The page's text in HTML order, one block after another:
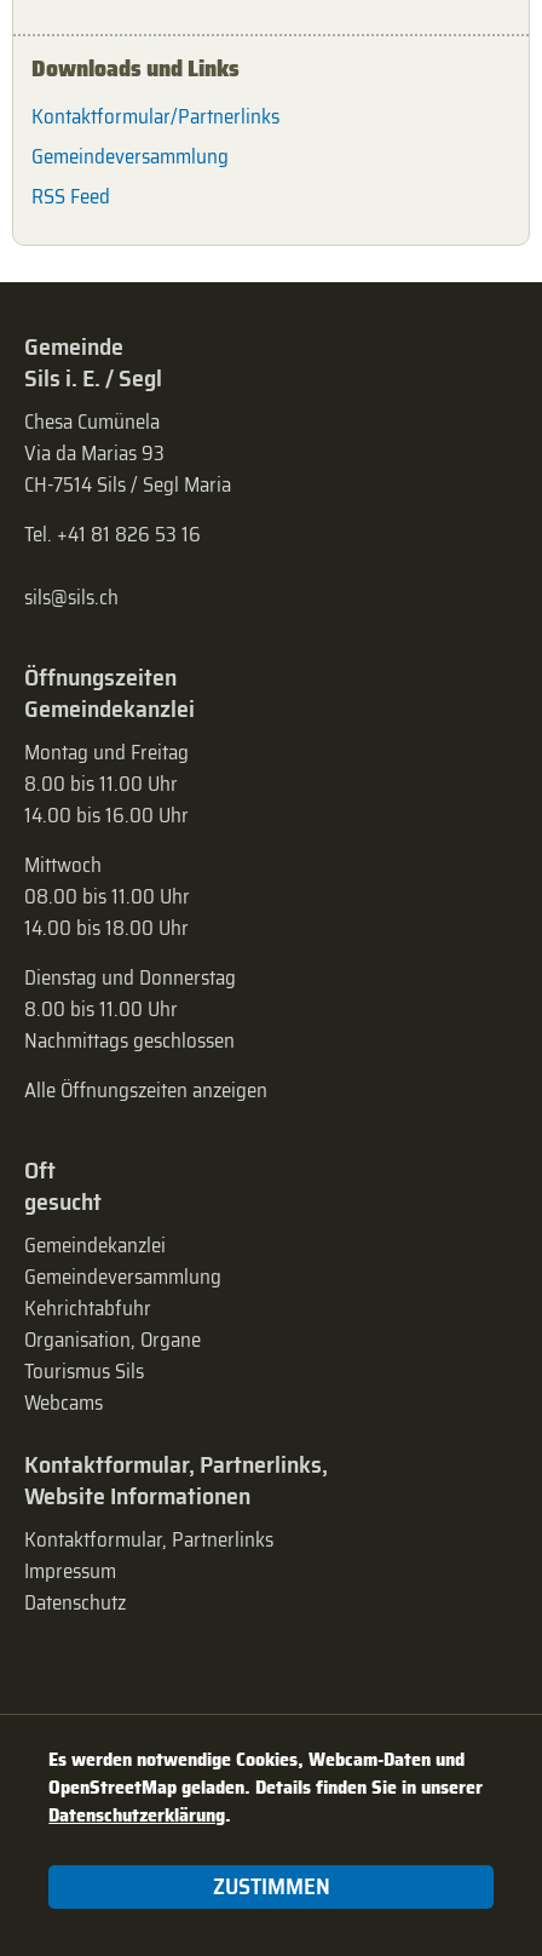
Downloads und Links
Kontaktformular/Partnerlinks
Gemeindeversammlung
RSS Feed
Gemeinde
Sils i. E. / Segl
Chesa Cumünela
Via da Marias 93
CH-7514 Sils / Segl Maria
Tel. +41 81 826 53 16
sils@sils.ch
Öffnungszeiten
Gemeindekanzlei
Montag und Freitag
8.00 bis 11.00 Uhr
14.00 bis 16.00 Uhr
Mittwoch
08.00 bis 11.00 Uhr
14.00 bis 18.00 Uhr
Dienstag und Donnerstag
8.00 bis 11.00 Uhr
Nachmittags geschlossen
Alle Öffnungszeiten anzeigen
Oft
gesucht
Gemeindekanzlei
Gemeinde­versammlung
Kehrichtabfuhr
Organisation, Organe
Tourismus Sils
Webcams
Kontaktformular, Partnerlinks,
Website Informationen
Kontaktformular, Partnerlinks
Impressum
Datenschutz
Es werden notwendige Cookies, Webcam-Daten und
OpenStreetMap geladen. Details finden Sie in unserer
Datenschutzerklärung.
ZUSTIMMEN